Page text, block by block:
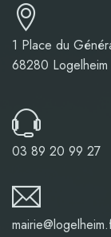
1 Place du
68280 Logelheim
03 89 20 99 27